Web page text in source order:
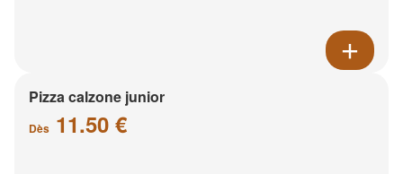
Pizza calzone junior
Dès 11.50 €